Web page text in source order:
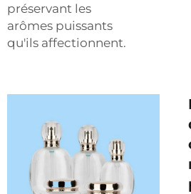
préservant les
arômes puissants
qu'ils affectionnent.